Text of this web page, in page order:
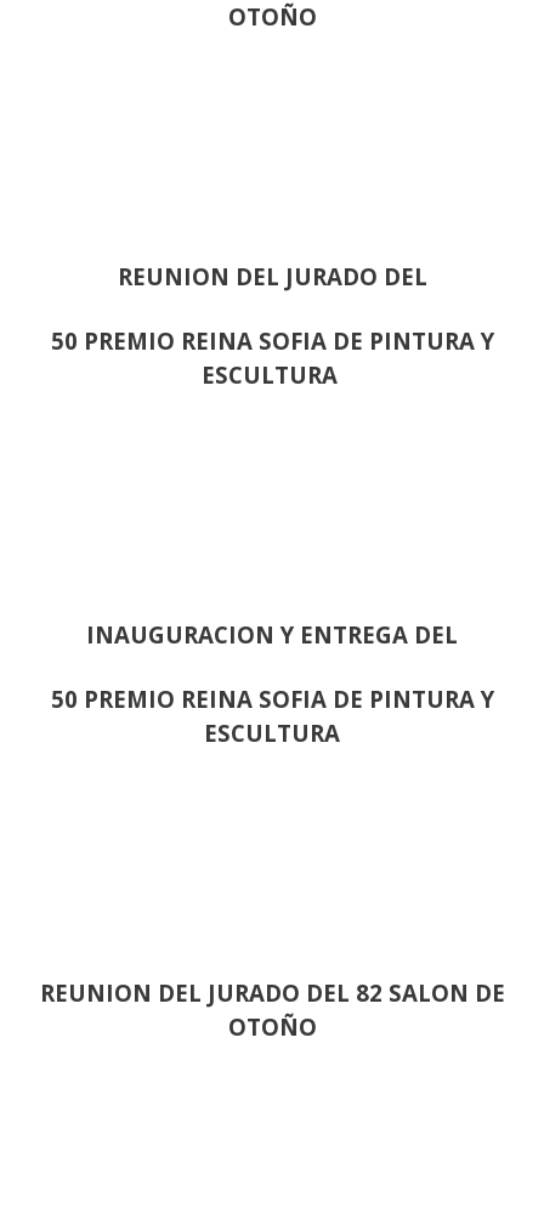
OTOÑO
REUNION DEL JURADO DEL
50 PREMIO REINA SOFIA DE PINTURA Y
ESCULTURA
INAUGURACION Y ENTREGA DEL
50 PREMIO REINA SOFIA DE PINTURA Y
ESCULTURA
REUNION DEL JURADO DEL 82 SALON DE
OTOÑO